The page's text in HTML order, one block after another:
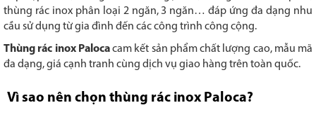
thùng rác inox phân loại 2 ngăn, 3 ngăn… đáp ứng đa dạng nhu
cầu sử dụng từ gia đình đến các công trình công cộng.
Thùng rác inox Palocacam kết sản phẩm chất lượng cao, mẫu mã
đa dạng, giá cạnh tranh cùng dịch vụ giao hàng trên toàn quốc.
Vì sao nên chọn thùng rác inox Paloca?